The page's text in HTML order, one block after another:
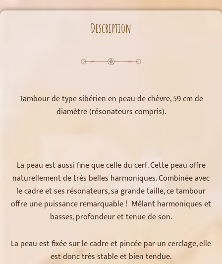
Description
Tambour de type sibérien en peau de chèvre, 59 cm de
diamètre (résonateurs compris).
La peau est aussi fine que celle du cerf. Cette peau offre
naturellement de très belles harmoniques. Combinée avec
le cadre et ses résonateurs, sa grande taille, ce tambour
offre une puissance remarquable ! Mêlant harmoniques et
basses, profondeur et tenue de son.
La peau est fixée sur le cadre et pincée par un cerclage, elle
est donc très stable et bien tendue.